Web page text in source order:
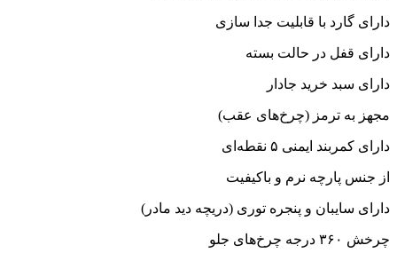
دارای گارد با قابلیت جدا سازی
دارای قفل در حالت بسته
دارای سبد خرید جادار
مجهز به ترمز (چرخ‌های عقب)
دارای کمربند ایمنی ۵ نقطه‌ای
از جنس پارچه نرم و باکیفیت
دارای سایبان و پنجره توری (دریچه دید مادر )
چرخش ۳۶۰ درجه چرخ‌های جلو